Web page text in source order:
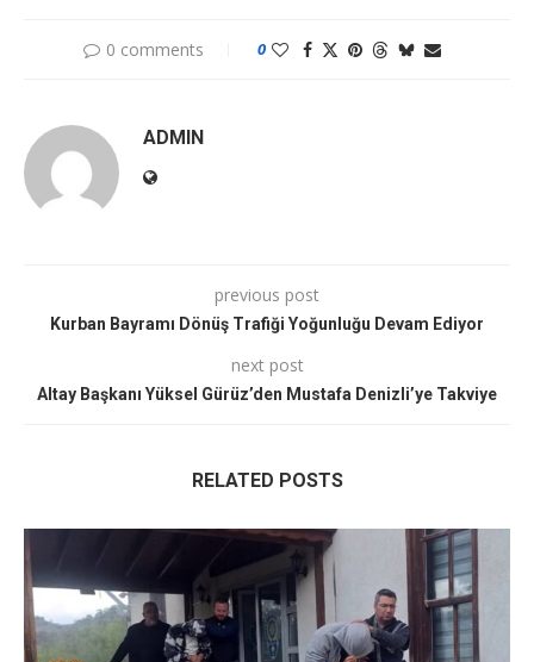
0 comments 0
ADMIN
previous post
Kurban Bayramı Dönüş Trafiği Yoğunluğu Devam Ediyor
next post
Altay Başkanı Yüksel Gürüz’den Mustafa Denizli’ye Takviye
RELATED POSTS